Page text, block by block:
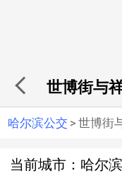
世博街与
哈尔滨公交 > 世博街
当前城市：哈尔